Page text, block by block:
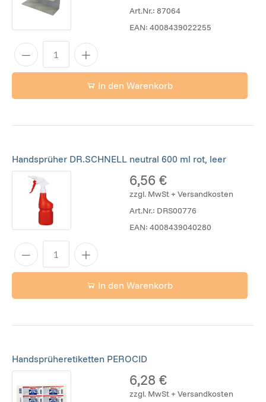
Art.Nr.:87064
EAN:4008439022255
In den Warenkorb
Handsprüher DR.SCHNELL neutral 600 ml rot, leer
6,56 €
zzgl. MwSt + Versandkosten
Art.Nr.: DRS00776
EAN:4008439040280
In den Warenkorb
Handsprüheretiketten PEROCID
6,28 €
zzgl. MwSt + Versandkosten